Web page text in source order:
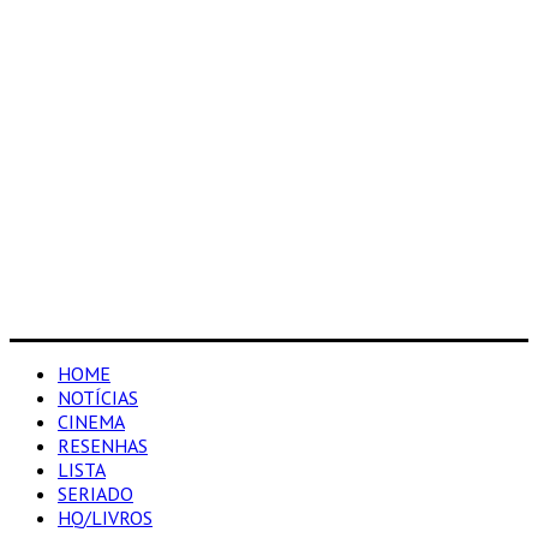
HOME
NOTÍCIAS
CINEMA
RESENHAS
LISTA
SERIADO
HQ/LIVROS